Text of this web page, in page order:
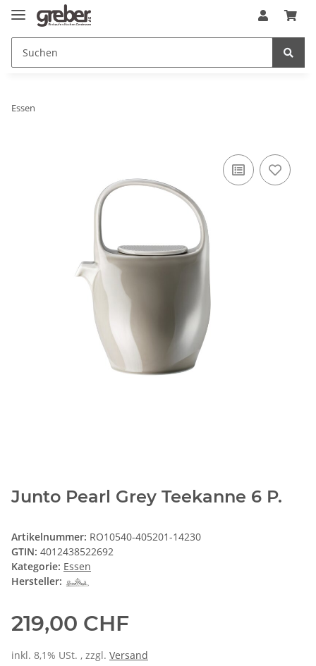
Essen
Junto Pearl Grey Teekanne 6 P.
Artikelnummer: RO10540-405201-14230
GTIN: 4012438522692
Kategorie: Essen
Hersteller:
219,00 CHF
inkl. 8,1% USt. , zzgl. Versand